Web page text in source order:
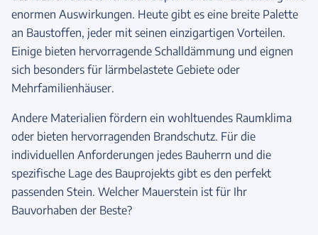
enormen Auswirkungen. Heute gibt es eine breite Palette
an Baustoffen, jeder mit seinen einzigartigen Vorteilen.
Einige bieten hervorragende Schalldämmung und eignen
sich besonders für lärmbelastete Gebiete oder
Mehrfamilienhäuser.
Andere Materialien fördern ein wohltuendes Raumklima
oder bieten hervorragenden Brandschutz. Für die
individuellen Anforderungen jedes Bauherrn und die
spezifische Lage des Bauprojekts gibt es den perfekt
passenden Stein. Welcher Mauerstein ist für Ihr
Bauvorhaben der Beste?